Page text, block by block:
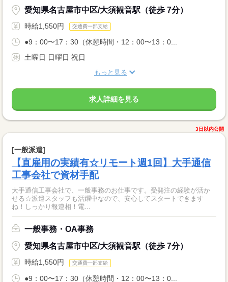
愛知県名古屋市中区/大須観音駅（徒歩 7分）
時給1,550円 交通費一部支給
●9：00〜17：30（休憩時間・12：00〜13：0...
土曜日 日曜日 祝日
もっと見る
求人詳細を見る
3日以内公開
[一般派遣]
【直雇用の実績有☆リモート週1回】大手通信
工事会社で資材手配
大手通信工事会社で、一般事務のお仕事です。受発注の経験が活か
せる☆派遣スタッフも活躍中なので、安心してスタートできます
ね！しっかり報連相！電...
一般事務・OA事務
愛知県名古屋市中区/大須観音駅（徒歩 7分）
時給1,550円 交通費一部支給
●9：00〜17：30（休憩時間・12：00〜13：0...